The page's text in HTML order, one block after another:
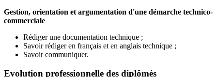
Gestion, orientation et argumentation d'une démarche technico-
commerciale
Rédiger une documentation technique ;
Savoir rédiger en français et en anglais technique ;
Savoir communiquer.
Evolution professionnelle des diplômés